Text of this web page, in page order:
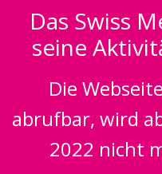
Das Swiss
seine
Die
abrufbar, wird
2022 nicht